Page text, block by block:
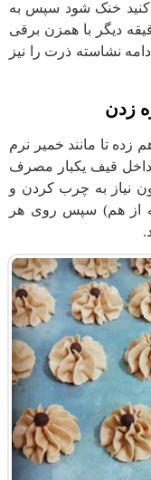
خنک شود سپس به
دیگر با همزن برقی
نشاسته ذرت را نیز
زدن
زده تا مانند خمیر نرم
قیف یکبار مصرف
نیاز به چرب کردن و
از هم) سپس روی هر